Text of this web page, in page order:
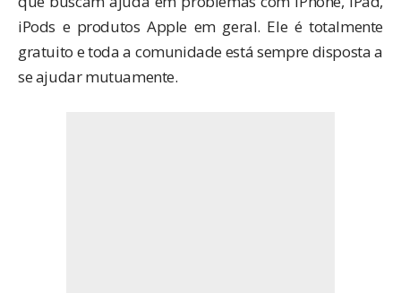
iPods e produtos Apple em geral. Ele é totalmente
gratuito e toda a comunidade está sempre disposta a
se ajudar mutuamente.